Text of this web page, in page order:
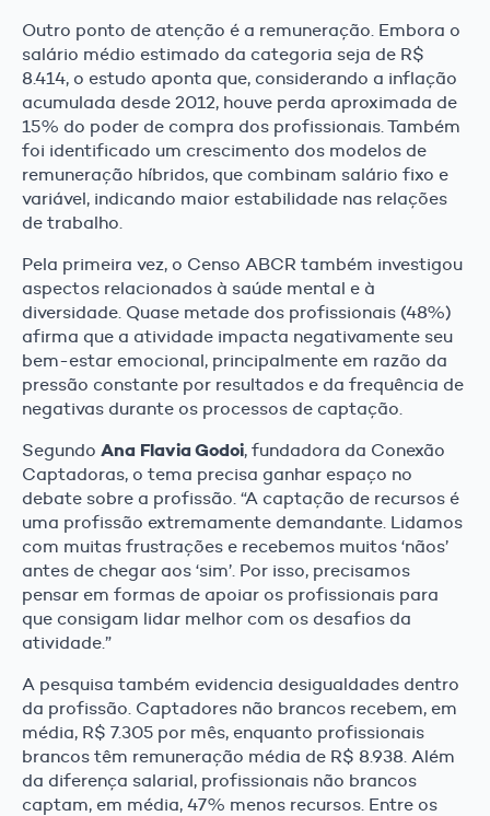
Outro ponto de atenção é a remuneração. Embora o
salário médio estimado da categoria seja de R$
8.414, o estudo aponta que, considerando a inflação
acumulada desde 2012, houve perda aproximada de
15% do poder de compra dos profissionais. Também
foi identificado um crescimento dos modelos de
remuneração híbridos, que combinam salário fixo e
variável, indicando maior estabilidade nas relações
de trabalho.
Pela primeira vez, o Censo ABCR também investigou
aspectos relacionados à saúde mental e à
diversidade. Quase metade dos profissionais (48%)
afirma que a atividade impacta negativamente seu
bem-estar emocional, principalmente em razão da
pressão constante por resultados e da frequência de
negativas durante os processos de captação.
Segundo Ana Flavia Godoi, fundadora da Conexão
Captadoras, o tema precisa ganhar espaço no
debate sobre a profissão. “A captação de recursos é
uma profissão extremamente demandante. Lidamos
com muitas frustrações e recebemos muitos ‘nãos’
antes de chegar aos ‘sim’. Por isso, precisamos
pensar em formas de apoiar os profissionais para
que consigam lidar melhor com os desafios da
atividade.”
A pesquisa também evidencia desigualdades dentro
da profissão. Captadores não brancos recebem, em
média, R$ 7.305 por mês, enquanto profissionais
brancos têm remuneração média de R$ 8.938. Além
da diferença salarial, profissionais não brancos
captam, em média, 47% menos recursos. Entre os